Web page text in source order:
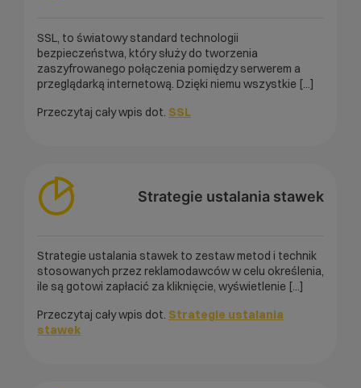
SSL, to światowy standard technologii
bezpieczeństwa, który służy do tworzenia
zaszyfrowanego połączenia pomiędzy serwerem a
przeglądarką internetową. Dzięki niemu wszystkie [...]
Przeczytaj cały wpis dot. SSL
Strategie ustalania stawek
Strategie ustalania stawek to zestaw metod i technik
stosowanych przez reklamodawców w celu określenia,
ile są gotowi zapłacić za kliknięcie, wyświetlenie [...]
Przeczytaj cały wpis dot. Strategie ustalania
stawek